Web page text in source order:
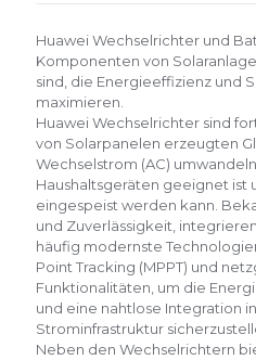
Huawei Wechselrichter und
Komponenten von
sind, die Energieeffizienz und
maximieren.
Huawei Wechselrichter sind
von Solarpanelen erzeugten
Wechselstrom (AC)
Haushaltsgeräten geeignet ist
eingespeist werden kann.
und Zuverlässigkeit,
häufig modernste
Point Tracking (MPPT) und
Funktionalitäten, um die
und eine nahtlose Integration
Strominfrastruktur
Neben den Wechselrichtern